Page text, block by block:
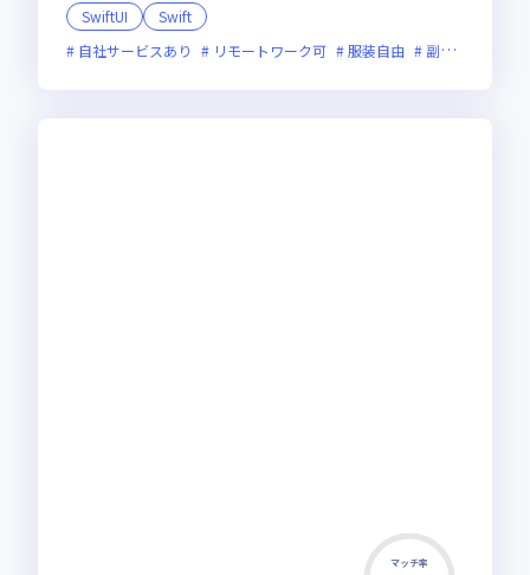
SwiftUI
Swift
自社サービスあり
リモートワーク可 服装自由 副業可
マッチ率